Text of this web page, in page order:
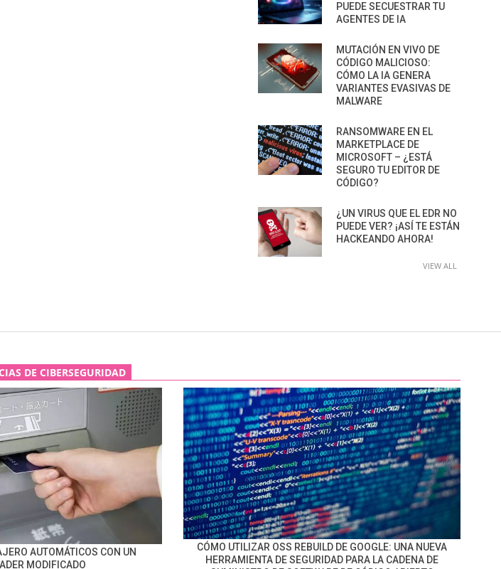
PUEDE SECUESTRAR TU
AGENTES DE IA
MUTACIÓN EN VIVO DE
CÓDIGO MALICIOSO:
CÓMO LA IA GENERA
VARIANTES EVASIVAS DE
MALWARE
RANSOMWARE EN EL
MARKETPLACE DE
MICROSOFT – ¿ESTÁ
SEGURO TU EDITOR DE
CÓDIGO?
¿UN VIRUS QUE EL EDR NO
PUEDE VER? ¡ASÍ TE ESTÁN
HACKEANDO AHORA!
VIEW ALL
DE CIBERSEGURIDAD
AUTOMÁTICOS CON UN
MODIFICADO
CÓMO UTILIZAR OSS REBUILD DE GOOGLE: UNA NUEVA
HERRAMIENTA DE SEGURIDAD PARA LA CADENA DE